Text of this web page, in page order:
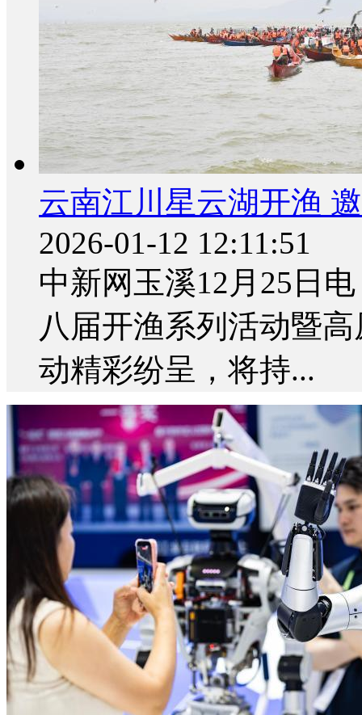
云南江川星云湖开渔
2026-01-12 12:11:51
中新网玉溪12月25日
八届开渔系列活动暨
动精彩纷呈，将持...